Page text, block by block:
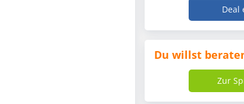
Deal
Du willst
Zur